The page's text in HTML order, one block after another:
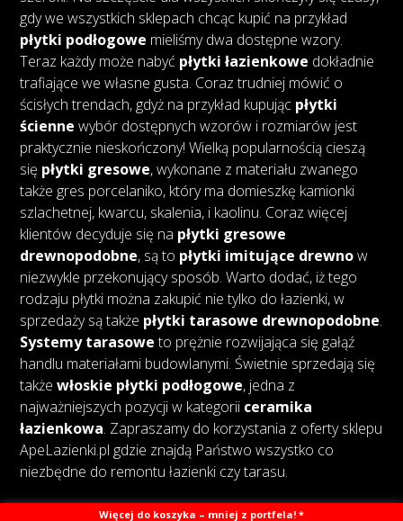
gdy we wszystkich sklepach chcąc kupić na przykład
płytki podłogowe mieliśmy dwa dostępne wzory.
Teraz każdy może nabyć płytki łazienkowe dokładnie
trafiające we własne gusta. Coraz trudniej mówić o
ścisłych trendach, gdyż na przykład kupując płytki
ścienne wybór dostępnych wzorów i rozmiarów jest
praktycznie nieskończony! Wielką popularnością cieszą
się płytki gresowe, wykonane z materiału zwanego
także gres porcelaniko, który ma domieszkę kamionki
szlachetnej, kwarcu, skalenia, i kaolinu. Coraz więcej
klientów decyduje się na płytki gresowe
drewnopodobne, są to płytki imitujące drewnow
niezwykle przekonujący sposób. Warto dodać, iż tego
rodzaju płytki można zakupić nie tylko do łazienki, w
sprzedaży są także płytki tarasowe drewnopodobne.
Systemy tarasoweto prężnie rozwijająca się gałąź
handlu materiałami budowlanymi. Świetnie sprzedają się
takżewłoskie płytki podłogowe, jedna z
najważniejszych pozycji w kategorii ceramika
łazienkowa. Zapraszamy do korzystania z oferty sklepu
ApeLazienki.pl gdzie znajdą Państwo wszystko co
niezbędne do remontu łazienki czy tarasu.
Więcej do koszyka – mniej z portfela! *